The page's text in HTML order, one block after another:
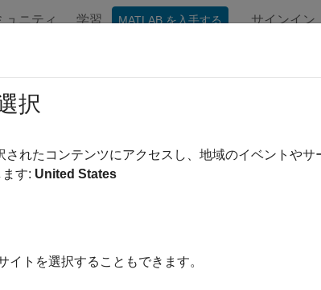
ュニティ 学習 MATLAB を入手する サインイン
ドがデプロイ モードで実行されているのか、あるい
択
されたコンテンツにアクセスし、地域のイベントや
す: United States
イトを選択することもできます。